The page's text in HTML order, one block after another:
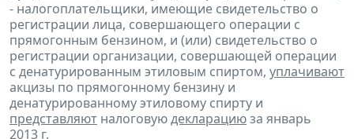
- налогоплательщики, имеющие свидетельство о
регистрации лица, совершающего операции с
прямогонным бензином, и (или) свидетельство о
регистрации организации, совершающей операции
с денатурированным этиловым спиртом, уплачивают
акцизы по прямогонному бензину и
денатурированному этиловому спирту и
представляют налоговуюдекларациюза январь
2013 г.